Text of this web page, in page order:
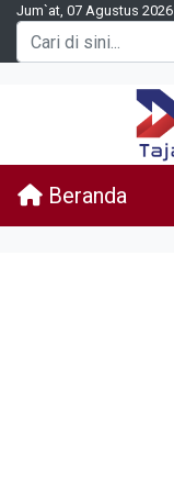
Jum`at, 07 Agustus 2026
Beranda